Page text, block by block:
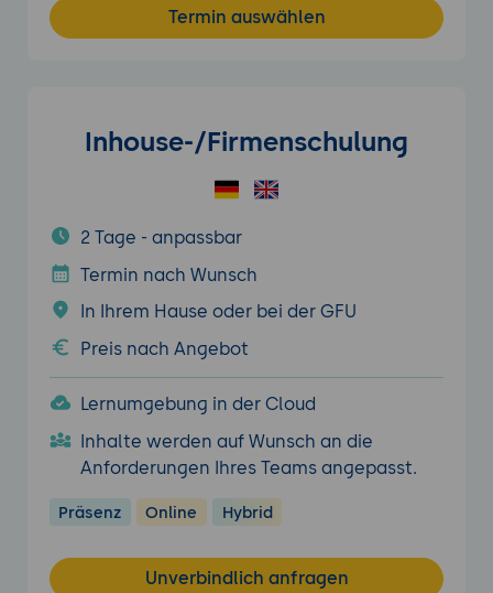
Termin auswählen
Inhouse-/Firmenschulung
2 Tage - anpassbar
Termin nach Wunsch
In Ihrem Hause oder bei der GFU
Preis nach Angebot
Lernumgebung in der Cloud
Inhalte werden auf Wunsch an die
Anforderungen Ihres Teams angepasst.
Präsenz Online Hybrid
Unverbindlich anfragen